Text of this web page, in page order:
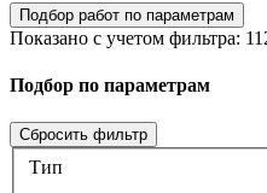
Подбор работ по параметрам
Показано с учетом фильтра:
Подбор по параметрам
Cбросить фильтр
Тип